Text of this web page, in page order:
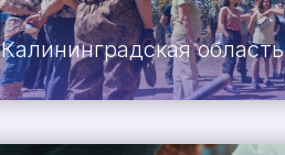
Калининградская область